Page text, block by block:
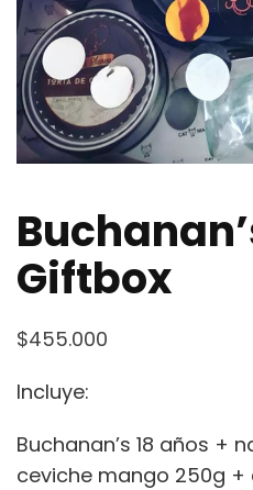
Giftbox
$455.000
Incluye:
Buchanan’s 18 años +
ceviche mango 250g